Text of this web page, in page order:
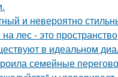
и невероятно
лес - это
в идеальном
семейные